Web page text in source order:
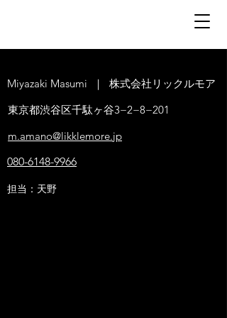
Miyazaki Masumi ｜ 株式会社リックルモア
東京都渋谷区千駄ヶ谷3−2−8−201
m.amano@likklemore.jp
080-6148-9966
担当： 天野